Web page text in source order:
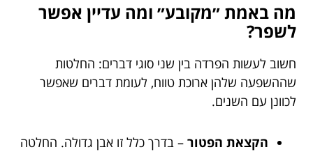
מה באמת ״מקובע״ ומה עדיין אפשר
לשפר?
חשוב לעשות הפרדה בין שני סוגי דברים: החלטות
שההשפעה שלהן ארוכת טווח, לעומת דברים שאפשר
לכוונן עם השנים.
הקצאת הפטור – בדרך כלל זו אבן גדולה. החלטה